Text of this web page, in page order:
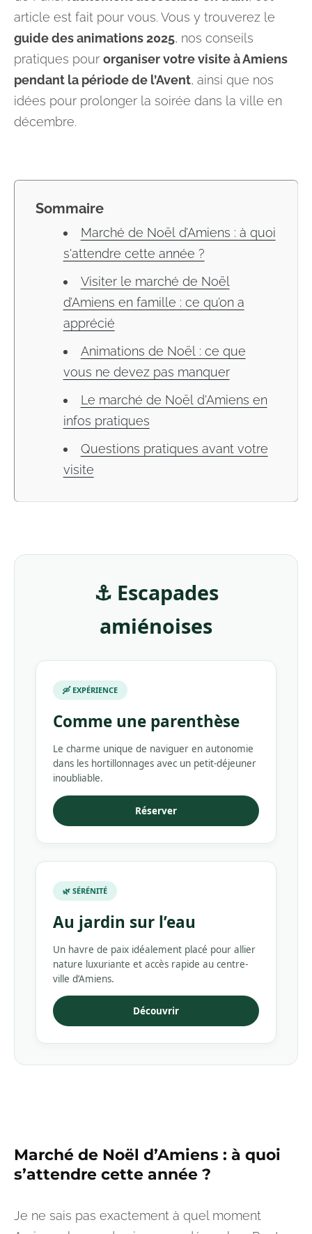
article est fait pour vous. Vous y trouverez le
guide des animations 2025, nos conseils
pratiques pour organiser votre visite à Amiens
pendant la période de l’Avent, ainsi que nos
idées pour prolonger la soirée dans la ville en
décembre.
Sommaire
Marché de Noël d’Amiens : à quoi
s'attendre cette année ?
Visiter le marché de Noël
d’Amiens en famille : ce qu’on a
apprécié
Animations de Noël : ce que
vous ne devez pas manquer
Le marché de Noël d'Amiens en
infos pratiques
Questions pratiques avant votre
visite
⚓ Escapades
amiénoises
🛶 EXPÉRIENCE
Comme une parenthèse
Le charme unique de naviguer en autonomie
dans les hortillonnages avec un petit-déjeuner
inoubliable.
Réserver
🌿 SÉRÉNITÉ
Au jardin sur l’eau
Un havre de paix idéalement placé pour allier
nature luxuriante et accès rapide au centre-
ville d’Amiens.
Découvrir
Marché de Noël d’Amiens : à quoi
s’attendre cette année ?
Je ne sais pas exactement à quel moment